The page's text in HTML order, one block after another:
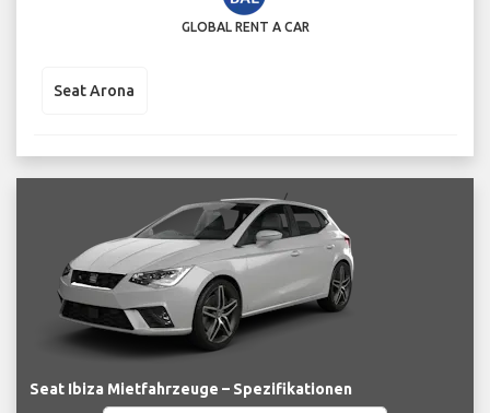
GLOBAL RENT A CAR
Seat Arona
Seat Ibiza Mietfahrzeuge – Spezifikationen